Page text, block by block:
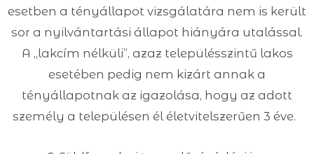
esetben a tényállapot vizsgálatára nem is került
sor a nyilvántartási állapot hiányára utalással.
A „lakcím nélküli”, azaz településszintű lakos
esetében pedig nem kizárt annak a
tényállapotnak az igazolása, hogy az adott
személy a településen él életvitelszerűen 3 éve.